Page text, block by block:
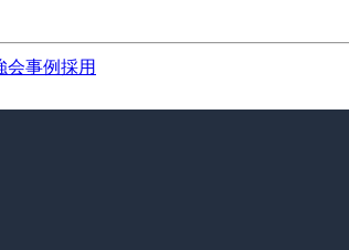
会事例採用